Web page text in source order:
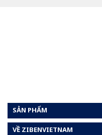
SẢN PHẨM
VỀ ZIBENVIETNAM